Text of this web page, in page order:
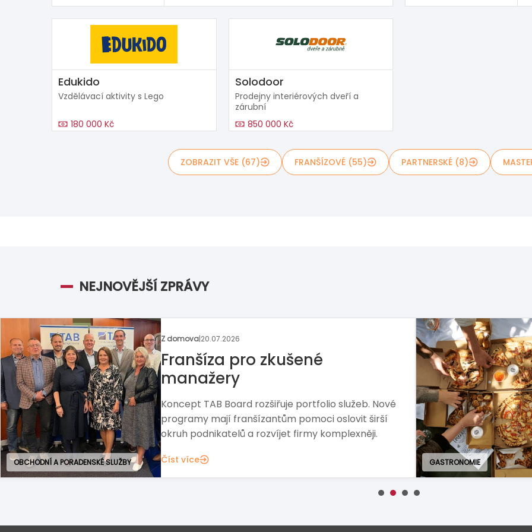
Edukido
Vzdělávací aktivity s Lego
180 000 Kč
Solodoor
Prodejny interiérových dveří a
zárubní
850 000 Kč
ZOBRAZIT VŠE (67) FRANŠÍZOVÉ (55) PARTNERSKÉ (8)
NEJNOVĚJŠÍ ZPRÁVY
GASTRONOMIE
Britská pizzerie hledá master-
franšízanta
výrobu a pece na dřevo. The Real Pizza Company
nabízí příležitost pro budování značky na českém
trhu.
BANKOVNICTVÍ A FINANCE